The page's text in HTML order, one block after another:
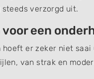
verzorgd uit.
een
er zeker niet
van strak en